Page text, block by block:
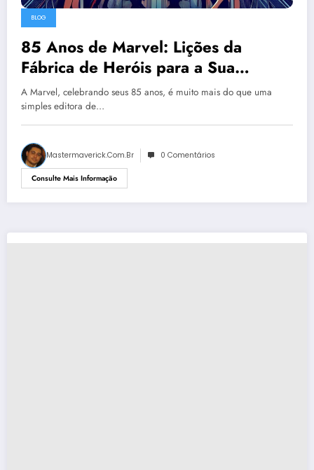
BLOG
85 Anos de Marvel: Lições da
Fábrica de Heróis para a Sua
Empresa
A Marvel, celebrando seus 85 anos, é muito mais do que uma
simples editora de…
Mastermaverick.com.br 0 Comentários
Consulte Mais Informação